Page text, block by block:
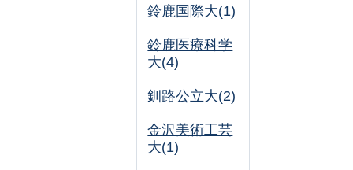
鈴鹿国際大(1)
鈴鹿医療科学
大(4)
釧路公立大(2)
金沢美術工芸
大(1)